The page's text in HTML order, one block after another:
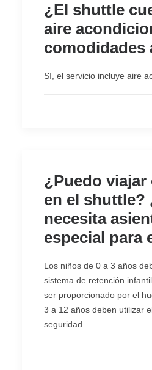
¿El shuttle
aire
comodidades
Sí, el servicio incluye aire
¿Puedo
en el shuttle?
necesita
especial para
Los niños de 0 a 3 años
sistema de retención
ser proporcionado por el
3 a 12 años deben utilizar
seguridad.